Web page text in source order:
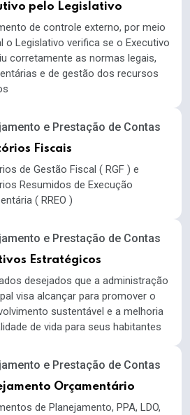
pelo Legislativo
de controle externo, por meio
o Legislativo verifica se o Executivo
corretamente as normas legais,
e de gestão dos recursos
e Prestação de Contas
Fiscais
de Gestão Fiscal ( RGF ) e
Resumidos de Execução
( RREO )
e Prestação de Contas
Estratégicos
desejados que a administração
visa alcançar para promover o
sustentável e a melhoria
de vida para seus habitantes
e Prestação de Contas
Orçamentário
de Planejamento, PPA, LDO,